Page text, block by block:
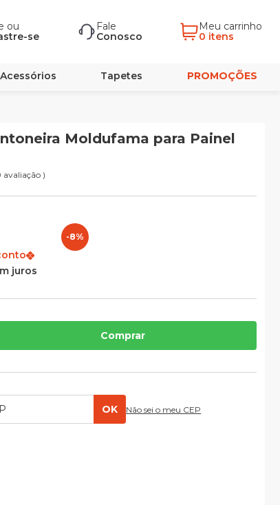
ou
se
Fale
Conosco
Meu carrinho
0 itens
Acessórios Tapetes PROMOÇÕES
Moldufama para Painel
avaliação )
-8%
juros
Comprar
OK Não sei o meu CEP